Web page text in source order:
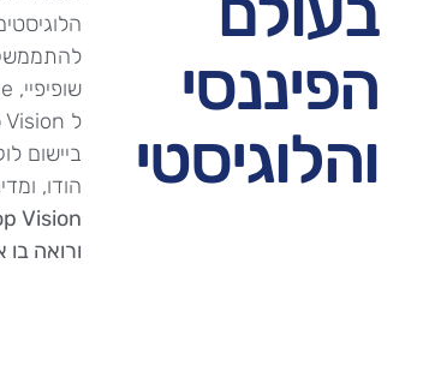
הפיננסי
והלוגיסטי
שופיפיי, Woo Commerce ועוד.
ביישום
הודו,
ורואה